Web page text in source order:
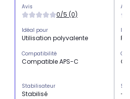
Avis
0/5 (0)
Idéal pour
Utilisation polyvalente
Compatibilité
Compatible APS-C
Stabilisateur
Stabilisé -